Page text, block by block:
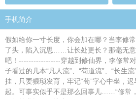
手机简介
假如给你一寸长度，你会加在哪？当李修
了头，陷入沉思……让长处更长？那毫无
吧！-----------------穿越到修仙界，李修常
子看过的几本“凡人流”、“苟道流”、“长生
挂，只要猥琐发育，牢记“苟”字心中坐，
起。可事实似乎不是那么回事儿……“修常